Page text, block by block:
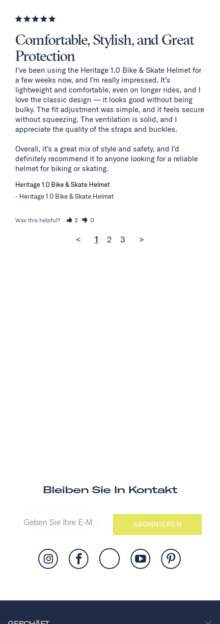
Comfortable, Stylish, and Great
Protection
I’ve been using the Heritage 1.0 Bike & Skate Helmet for
a few weeks now, and I’m really impressed. It’s
lightweight and comfortable, even on longer rides, and I
love the classic design — it looks good without being
bulky. The fit adjustment was simple, and it feels secure
without squeezing. The ventilation is solid, and I
appreciate the quality of the straps and buckles.
Overall, it’s a great mix of style and safety, and I’d
definitely recommend it to anyone looking for a reliable
helmet for biking or skating.
Heritage 1.0 Bike & Skate Helmet
Heritage 1.0 Bike & Skate Helmet
Was this helpful? 2 0
< 1 2 3 >
Bleiben Sie In Kontakt
ABONNIEREN